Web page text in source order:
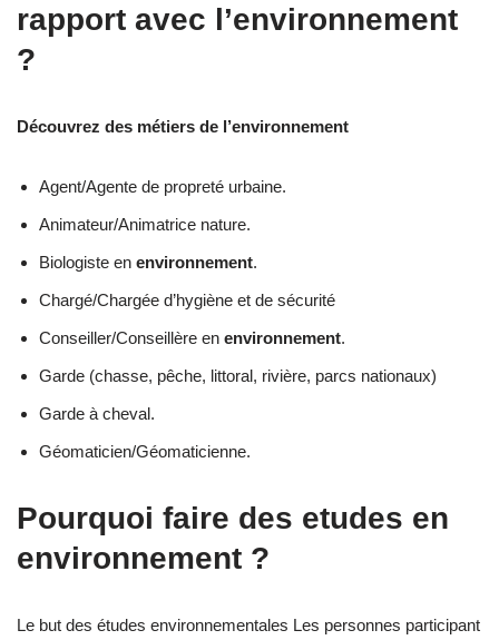
rapport avec l’environnement
?
Découvrez des métiers de l’environnement
Agent/Agente de propreté urbaine.
Animateur/Animatrice nature.
Biologiste en environnement.
Chargé/Chargée d’hygiène et de sécurité
Conseiller/Conseillère en environnement.
Garde (chasse, pêche, littoral, rivière, parcs nationaux)
Garde à cheval.
Géomaticien/Géomaticienne.
Pourquoi faire des etudes en
environnement ?
Le but des études environnementales Les personnes participant